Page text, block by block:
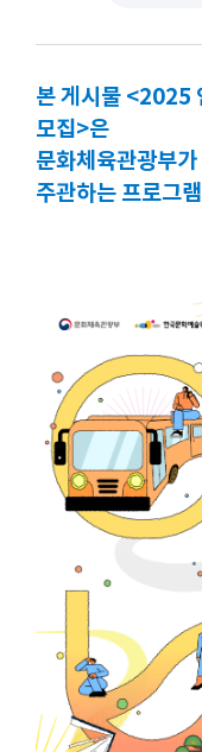
본 게시물 <2025
모집>은
문화체육관광부
주관하는 프로그